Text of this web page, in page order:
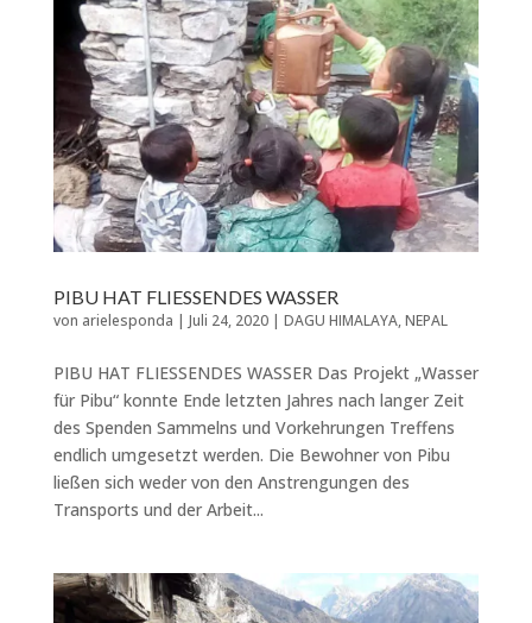
PIBU HAT FLIESSENDES WASSER
von arielesponda | Juli 24, 2020| DAGU HIMALAYA,NEPAL
PIBU HAT FLIESSENDES WASSER Das Projekt „Wasser
für Pibu“ konnte Ende letzten Jahres nach langer Zeit
des Spenden Sammelns und Vorkehrungen Treffens
endlich umgesetzt werden. Die Bewohner von Pibu
ließen sich weder von den Anstrengungen des
Transports und der Arbeit...